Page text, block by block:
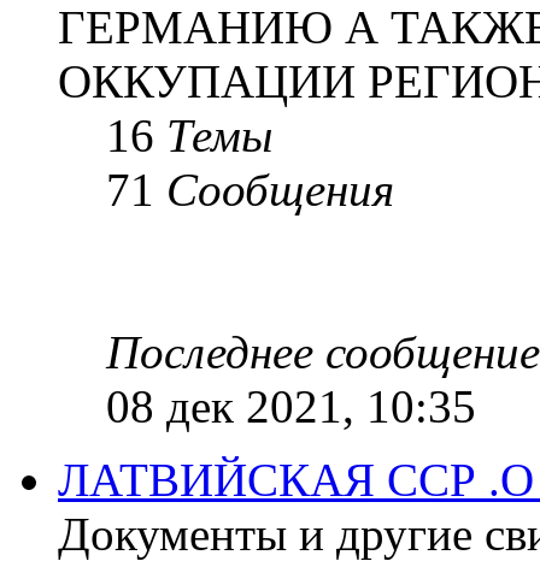
ГЕРМАНИЮ А
ОККУПАЦИИ
16 Темы
71 Сообщения
Последнее сообщение
08 дек 2021, 10:35
ЛАТВИЙСКАЯ ССР
Документы и другие